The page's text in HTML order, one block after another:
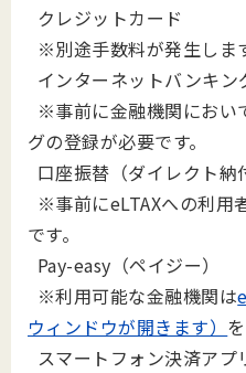
クレジットカード
※別途手数料が発生しま
インターネットバンキン
※事前に金融機関におい
グの登録が必要です。
口座振替（ダイレクト納
※事前にeLTAXへの利用
です。
Pay-easy（ペイジー）
※利用可能な金融機関は
ウィンドウが開きます）
スマートフォン決済ア